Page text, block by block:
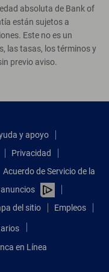
absoluta de Bank of
están sujetos a
Este no es un
las tasas, los términos y
previo aviso.
y apoyo
Privacidad
Acuerdo de Servicio de la
del sitio Empleos
en Línea